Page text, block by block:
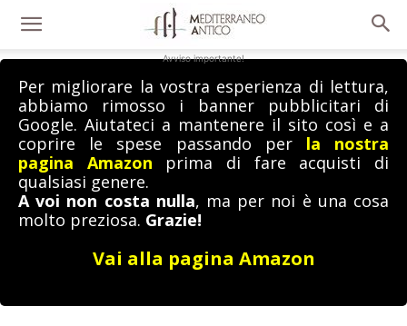
Avviso importante!
Per migliorare la vostra esperienza di lettura,
abbiamo rimosso i banner pubblicitari di
Google. Aiutateci a mantenere il sito così e a
coprire le spese passando per la nostra
pagina Amazon prima di fare acquisti di
qualsiasi genere.
A voi non costa nulla, ma per noi è una cosa
molto preziosa. Grazie!
Vai alla pagina Amazon